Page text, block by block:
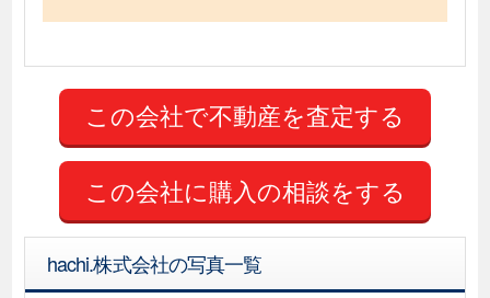
この会社に購入の相談をする
hachi.株式会社の写真一覧